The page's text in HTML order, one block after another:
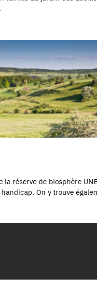
réserve de biosphère
On y trouve